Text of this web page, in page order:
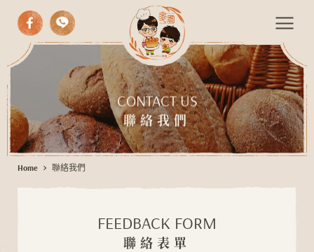
聯
絡
我
們
中式漢餅
西式糕點
手作麵包
期間限定
伴手禮
CONTACT US
聯絡我們
Home 聯絡我們
FEEDBACK FORM
聯絡表單